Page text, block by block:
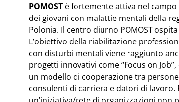
POMOSTè fortemente attiva nel campo
dei giovani con malattie mentali della
Polonia. Il centro diurno POMOST
L’obiettivo della riabilitazione
con disturbi mentali viene raggiunto
progetti innovativi come “Focus on
un modello di cooperazione tra
consulenti di carriera e datori di lavoro.